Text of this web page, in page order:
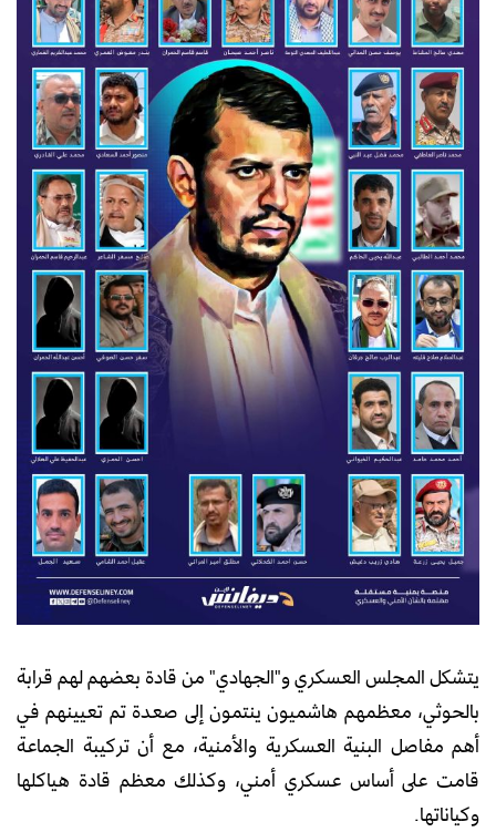
يتشكل المجلس العسكري و"الجهادي" من قادة بعضهم لهم قرابة
بالحوثي، معظمهم هاشميون ينتمون إلى صعدة تم تعيينهم في
أهم مفاصل البنية العسكرية والأمنية، مع أن تركيبة الجماعة
قامت على أساس عسكري أمني، وكذلك معظم قادة هياكلها
وكياناتها.